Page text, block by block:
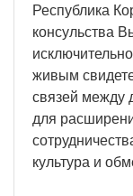
Республика
консульства
живым
связей между
для
культура и